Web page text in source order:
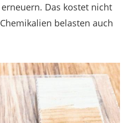
Das kostet nicht
belasten auch